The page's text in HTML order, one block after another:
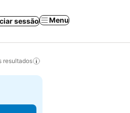
sessão Menu
resultados